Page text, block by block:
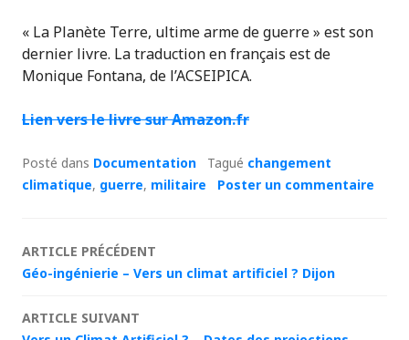
« La Planète Terre, ultime arme de guerre » est son
dernier livre. La traduction en français est de
Monique Fontana, de l’ACSEIPICA.
Lien vers le livre sur Amazon.fr
Posté dans Documentation Tagué changement
climatique, guerre, militaire Poster un commentaire
Navigation
ARTICLE PRÉCÉDENT
Géo-ingénierie – Vers un climat artificiel ? Dijon
ARTICLE SUIVANT